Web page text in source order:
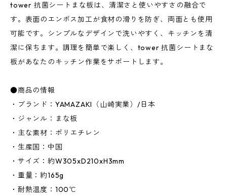
tower 抗菌シートまな板は、清潔さと使いやすさの融合で
す。表面のエンボス加工が食材の滑りを防ぎ、両面とも使用
可能です。シンプルなデザインで洗いやすく、キッチンを清
潔に保ちます。調理を簡単で楽しく、tower 抗菌シートまな
板があなたのキッチン作業をサポートします。
●商品の情報
・ブランド：YAMAZAKI（山崎実業）/日本
・ジャンル：まな板
・主な素材：ポリエチレン
・生産国：中国
・サイズ：約W305xD210xH3mm
・重量：約165g
・耐熱温度：100℃